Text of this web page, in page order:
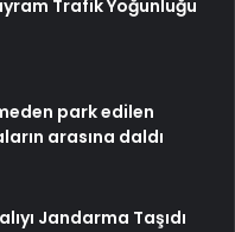
Trafik Yoğunluğu
park edilen
arasına daldı
Jandarma Taşıdı